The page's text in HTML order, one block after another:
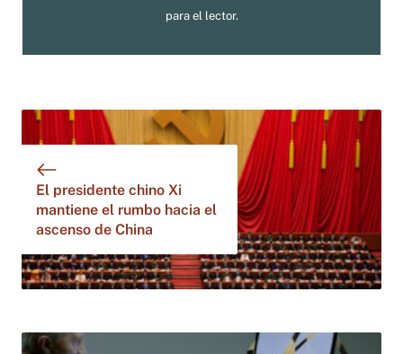
para el lector.
El presidente chino Xi
mantiene el rumbo hacia el
ascenso de China